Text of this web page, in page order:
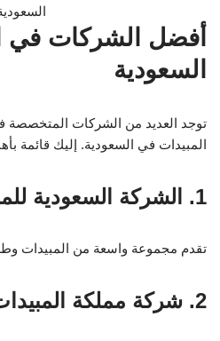
أفضل الشركات في
السعودية
توجد العديد من الشركات
المبيدات في السعودية. إليك قائمة
1. الشركة السعودية للمبيدات
تقدم مجموعة واسعة من المبيدات
2. شركة مملكة المبيدات